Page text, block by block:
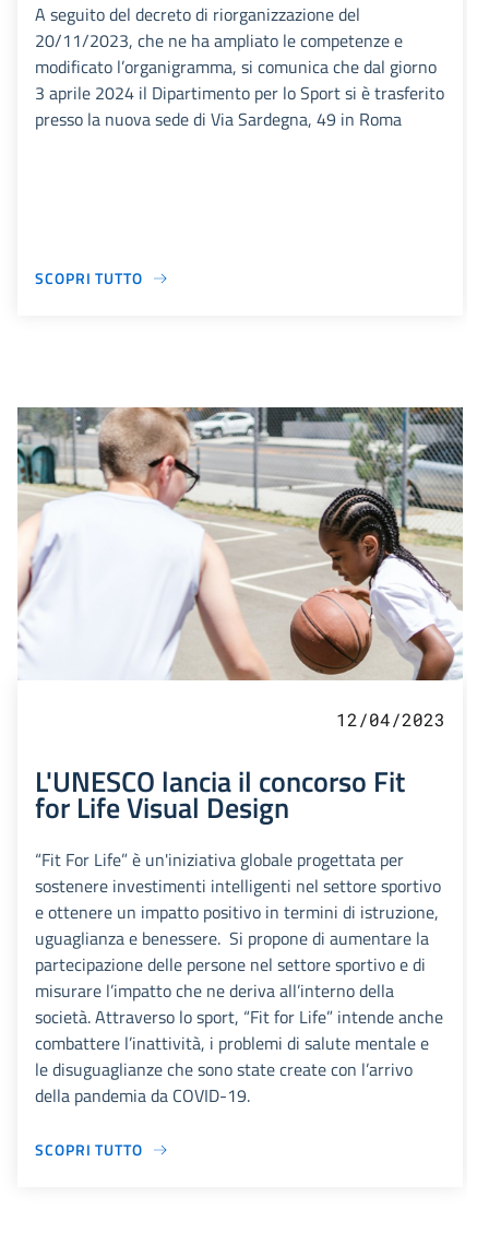
A seguito del decreto di riorganizzazione del
20/11/2023, che ne ha ampliato le competenze e
modificato l’organigramma, si comunica che dal giorno
3 aprile 2024 il Dipartimento per lo Sport si è trasferito
presso la nuova sede di Via Sardegna, 49 in Roma
SCOPRI TUTTO
12/04/2023
L'UNESCO lancia il concorso Fit
for Life Visual Design
“Fit For Life” è un'iniziativa globale progettata per
sostenere investimenti intelligenti nel settore sportivo
e ottenere un impatto positivo in termini di istruzione,
uguaglianza e benessere. Si propone di aumentare la
partecipazione delle persone nel settore sportivo e di
misurare l’impatto che ne deriva all’interno della
società. Attraverso lo sport, “Fit for Life” intende anche
combattere l’inattività, i problemi di salute mentale e
le disuguaglianze che sono state create con l’arrivo
della pandemia da COVID-19.
SCOPRI TUTTO